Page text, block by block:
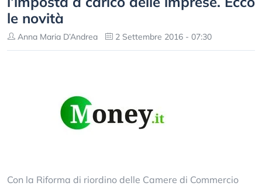
le novità
Anna Maria D’Andrea 2 Settembre 2016 - 07:30
Con la Riforma di riordino delle Camere di Commercio